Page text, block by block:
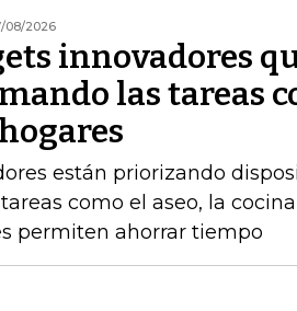
08/2026
innovadores
las tareas
están priorizando
como el aseo, la
permiten ahorrar tiempo